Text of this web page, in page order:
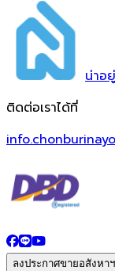
น่าอยู่
ติดต่อเราได้ที่
ลงประกาศขายอสังหาฯ